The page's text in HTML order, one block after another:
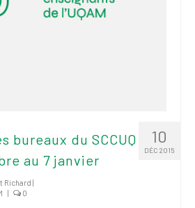
10
DÉC 2015
bureaux du SCCUQ
au 7 janvier
Richard |
| 0